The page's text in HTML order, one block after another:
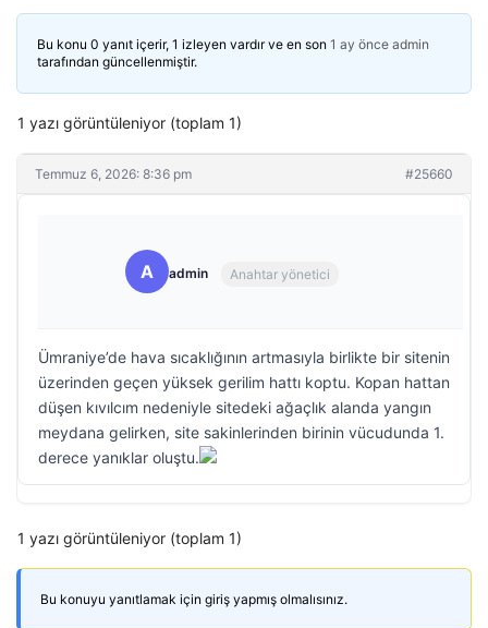
Bu konu 0 yanıt içerir, 1 izleyen vardır ve en son 1 ay önce admin
tarafından güncellenmiştir.
1 yazı görüntüleniyor (toplam 1)
Temmuz 6, 2026: 8:36 pm #25660
A admin Anahtar yönetici
Ümraniye’de hava sıcaklığının artmasıyla birlikte bir sitenin
üzerinden geçen yüksek gerilim hattı koptu. Kopan hattan
düşen kıvılcım nedeniyle sitedeki ağaçlık alanda yangın
meydana gelirken, site sakinlerinden birinin vücudunda 1.
derece yanıklar oluştu.
1 yazı görüntüleniyor (toplam 1)
Bu konuyu yanıtlamak için giriş yapmış olmalısınız.